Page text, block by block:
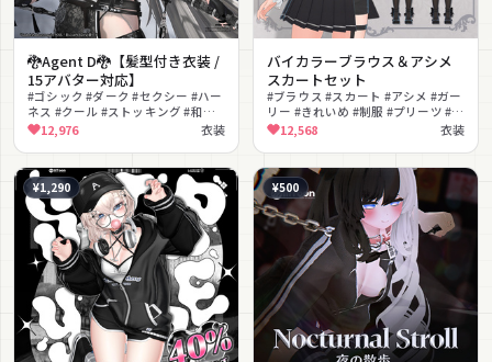
🐉Agent D🐉【髪型付き衣装 /
15アバター対応】
#ゴシック #ダーク #セクシー #ハー
ネス #クール #ストッキング #和風 #
妖艶 #髪型付き #MA対応
12,976 衣装
バイカラーブラウス＆アシメ
スカートセット
#ブラウス #スカート #アシメ #ガー
リー #きれいめ #制服 #プリーツ #ベ
レー帽 #クラシカル #lilToon対応
12,568 衣装
¥1,290 ¥500